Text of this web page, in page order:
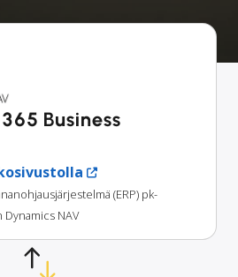
Business
(ERP) pk-
NAV